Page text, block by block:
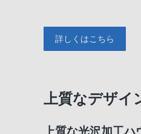
詳しくはこちら
上質なデザイ
上質な光沢加工